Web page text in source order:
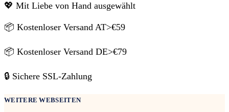
💖 Mit Liebe von Hand ausgewählt
📦 Kostenloser Versand AT>€59
📦 Kostenloser Versand DE>€79
🔒 Sichere SSL-Zahlung
WEITERE WEBSEITEN